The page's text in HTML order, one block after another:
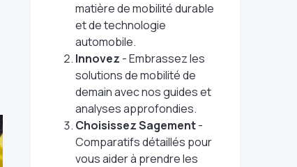
matière de mobilité durable
et de technologie
automobile.
Innovez - Embrassez les
solutions de mobilité de
demain avec nos guides et
analyses approfondies.
Choisissez Sagement-
Comparatifs détaillés pour
vous aider à prendre les